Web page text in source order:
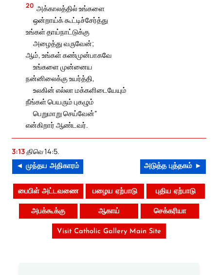
20 அக்காலத்தில் உங்களை
ஒன்றாய்க் கூட்டிச்சேர்த்து
உங்கள் தாய்நாட்டுக்கு
அழைத்து வருவேன்;
ஆம், உங்கள் கண்முன்பாகவே
உங்களை முன்னைய
நன்னிலைக்கு உயர்த்தி,
உலகின் எல்லா மக்களிடையேயும்
நீங்கள் பெயரும் புகழும்
பெறுமாறு செய்வேன்”
என்கிறார் ஆண்டவர்.
3:13திவெ 14:5.
◄ முந்தய அதிகாரம் அடுத்த புத்தகம் ►
பைபிள் அட்டவணை பழைய ஏற்பாடு புதிய ஏற்பாடு
அபக்கூக்கு ஆகாய் செக்கரியா
Visit Catholic Gallery Main Site